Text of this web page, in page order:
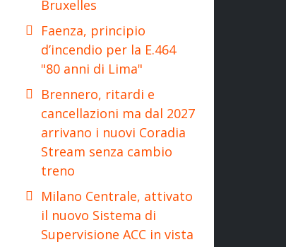
Bruxelles
Faenza, principio
d’incendio per la E.464
"80 anni di Lima"
Brennero, ritardi e
cancellazioni ma dal 2027
arrivano i nuovi Coradia
Stream senza cambio
treno
Milano Centrale, attivato
il nuovo Sistema di
Supervisione ACC in vista